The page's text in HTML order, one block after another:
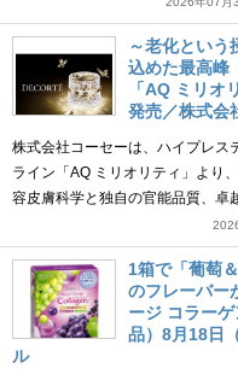
～老化とい
込めた最高峰
「AQ ミリ
発売／株式会
株式会社コーセーは、ハイプレス
ライン「AQ ミリオリティ」より
容皮膚科学と独自の官能品質、
1箱で「葡萄
のフレーバー
ージ コラー
品）8月18日
ル